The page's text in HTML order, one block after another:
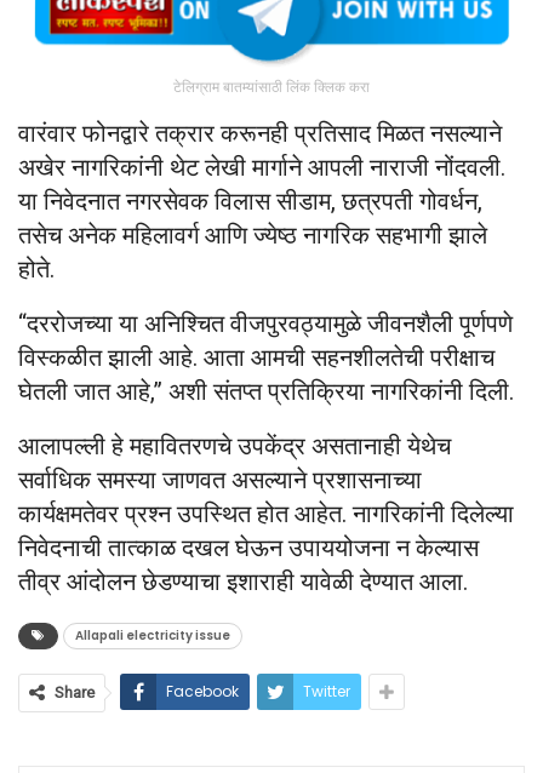
टेलिग्राम बातम्यांसाठी लिंक क्लिक करा
वारंवार फोनद्वारे तक्रार करूनही प्रतिसाद मिळत नसल्याने
अखेर नागरिकांनी थेट लेखी मार्गाने आपली नाराजी नोंदवली.
या निवेदनात नगरसेवक विलास सीडाम, छत्रपती गोवर्धन,
तसेच अनेक महिलावर्ग आणि ज्येष्ठ नागरिक सहभागी झाले
होते.
“दररोजच्या या अनिश्चित वीजपुरवठ्यामुळे जीवनशैली पूर्णपणे
विस्कळीत झाली आहे. आता आमची सहनशीलतेची परीक्षाच
घेतली जात आहे,” अशी संतप्त प्रतिक्रिया नागरिकांनी दिली.
आलापल्ली हे महावितरणचे उपकेंद्र असतानाही येथेच
सर्वाधिक समस्या जाणवत असल्याने प्रशासनाच्या
कार्यक्षमतेवर प्रश्न उपस्थित होत आहेत. नागरिकांनी दिलेल्या
निवेदनाची तात्काळ दखल घेऊन उपाययोजना न केल्यास
तीव्र आंदोलन छेडण्याचा इशाराही यावेळी देण्यात आला.
Allapali electricity issue
Share Facebook Twitter